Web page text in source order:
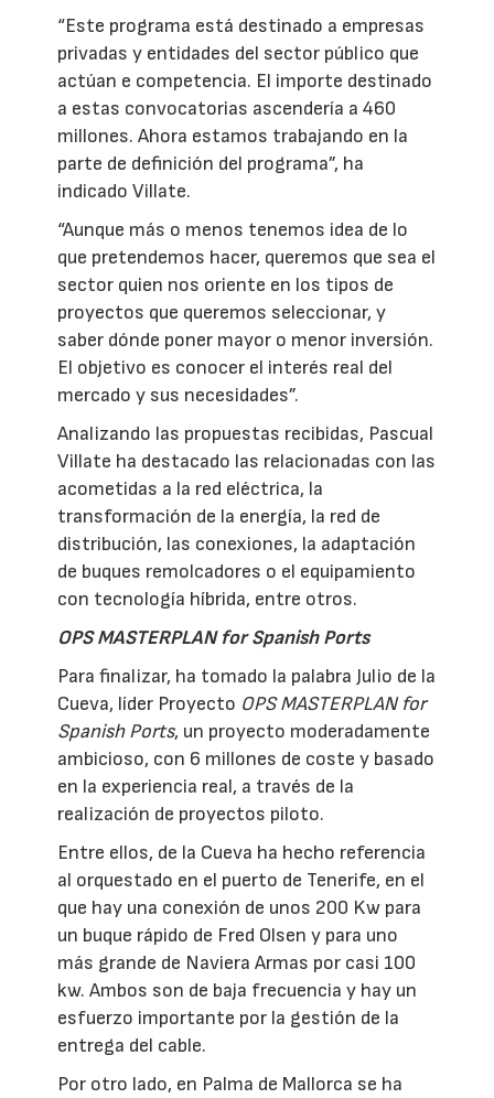
“Este programa está destinado a empresas
privadas y entidades del sector público que
actúan e competencia. El importe destinado
a estas convocatorias ascendería a 460
millones. Ahora estamos trabajando en la
parte de definición del programa”, ha
indicado Villate.
“Aunque más o menos tenemos idea de lo
que pretendemos hacer, queremos que sea el
sector quien nos oriente en los tipos de
proyectos que queremos seleccionar, y
saber dónde poner mayor o menor inversión.
El objetivo es conocer el interés real del
mercado y sus necesidades”.
Analizando las propuestas recibidas, Pascual
Villate ha destacado las relacionadas con las
acometidas a la red eléctrica, la
transformación de la energía, la red de
distribución, las conexiones, la adaptación
de buques remolcadores o el equipamiento
con tecnología híbrida, entre otros.
OPS MASTERPLAN for Spanish Ports
Para finalizar, ha tomado la palabra Julio de la
Cueva, líder Proyecto OPS MASTERPLAN for
Spanish Ports, un proyecto moderadamente
ambicioso, con 6 millones de coste y basado
en la experiencia real, a través de la
realización de proyectos piloto.
Entre ellos, de la Cueva ha hecho referencia
al orquestado en el puerto de Tenerife, en el
que hay una conexión de unos 200 Kw para
un buque rápido de Fred Olsen y para uno
más grande de Naviera Armas por casi 100
kw. Ambos son de baja frecuencia y hay un
esfuerzo importante por la gestión de la
entrega del cable.
Por otro lado, en Palma de Mallorca se ha